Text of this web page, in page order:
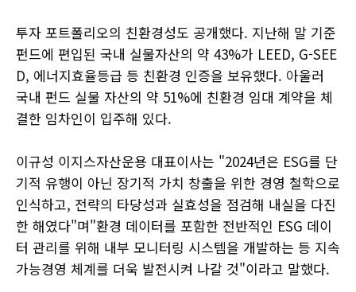
투자 포트폴리오의 친환경성도 공개했다. 지난해 말 기준
펀드에 편입된 국내 실물자산의 약 43%가 LEED, G-SEE
D, 에너지효율등급 등 친환경 인증을 보유했다. 아울러
국내 펀드 실물 자산의 약 51%에 친환경 임대 계약을 체
결한 임차인이 입주해 있다.
이규성 이지스자산운용 대표이사는 "2024년은 ESG를 단
기적 유행이 아닌 장기적 가치 창출을 위한 경영 철학으로
인식하고, 전략의 타당성과 실효성을 점검해 내실을 다진
한 해였다"며"환경 데이터를 포함한 전반적인 ESG 데이
터 관리를 위해 내부 모니터링 시스템을 개발하는 등 지속
가능경영 체계를 더욱 발전시켜 나갈 것"이라고 말했다.